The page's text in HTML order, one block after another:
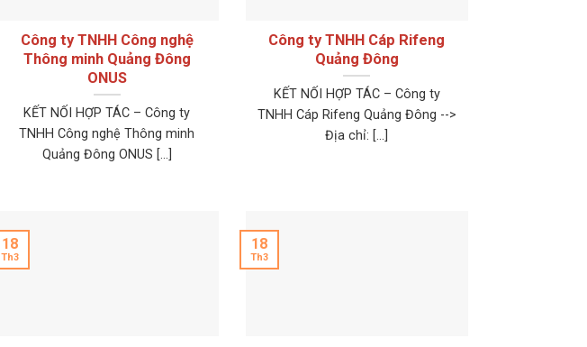
Công ty TNHH Công nghệ
Thông minh Quảng Đông
ONUS
KẾT NỐI HỢP TÁC – Công ty
TNHH Công nghệ Thông minh
Quảng Đông ONUS [...]
Công ty TNHH Cáp Rifeng
Quảng Đông
KẾT NỐI HỢP TÁC – Công ty
TNHH Cáp Rifeng Quảng Đông -->
Địa chỉ: [...]
18
Th3
18
Th3